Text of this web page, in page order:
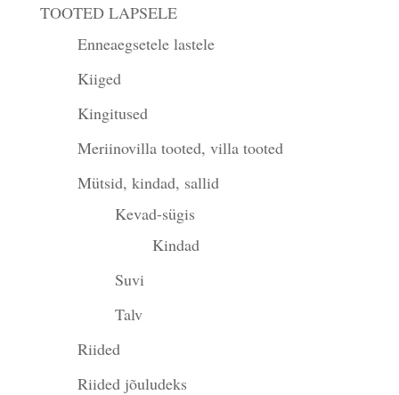
TOOTED LAPSELE
Enneaegsetele lastele
Kiiged
Kingitused
Meriinovilla tooted, villa tooted
Mütsid, kindad, sallid
Kevad-sügis
Kindad
Suvi
Talv
Riided
Riided jõuludeks